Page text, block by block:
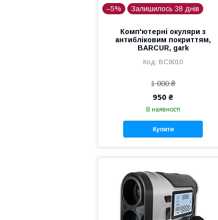
–5% Залишилось 38 днів
Комп'ютерні окуляри з
антибліковим покриттям,
BARCUR, gark
BC8010
1 000 ₴
950 ₴
В наявності
Купити